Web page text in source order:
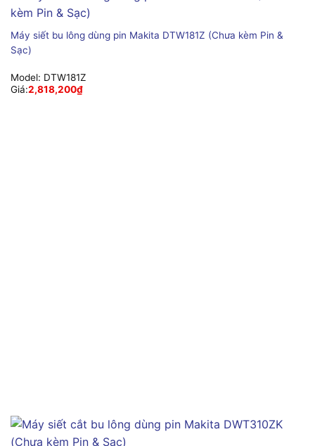
Máy siết bu lông dùng pin Makita DTW181Z (Chưa kèm Pin &
Sạc)
Model: DTW181Z
Giá:2,818,200₫